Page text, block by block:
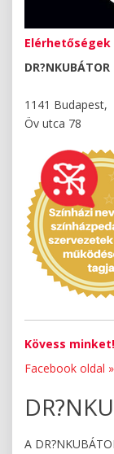
Elérhetőségek
DR?NKUBÁTOR
1141 Budapest,
Öv utca 78
Kövess minket!
Facebook oldal »
A